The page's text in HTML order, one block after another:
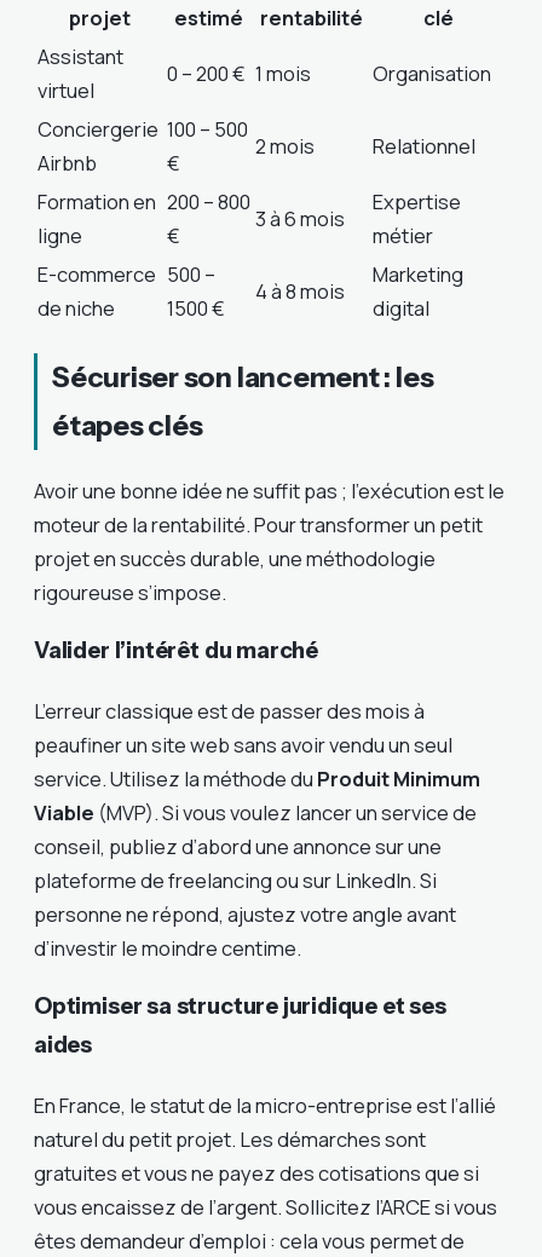
projet
estimé
rentabilité
clé
Assistant
virtuel
0 – 200 € 1 mois
Organisation
Conciergerie
Airbnb
100 – 500
€
2 mois
Relationnel
Formation en
ligne
200 – 800
€
3 à 6 mois
Expertise
métier
E-commerce
de niche
500 –
1500 €
4 à 8 mois
Marketing
digital
Sécuriser son lancement : les
étapes clés
Avoir une bonne idée ne suffit pas ; l’exécution est le
moteur de la rentabilité. Pour transformer un petit
projet en succès durable, une méthodologie
rigoureuse s’impose.
Valider l’intérêt du marché
L’erreur classique est de passer des mois à
peaufiner un site web sans avoir vendu un seul
service. Utilisez la méthode du Produit Minimum
Viable (MVP). Si vous voulez lancer un service de
conseil, publiez d’abord une annonce sur une
plateforme de freelancing ou sur LinkedIn. Si
personne ne répond, ajustez votre angle avant
d’investir le moindre centime.
Optimiser sa structure juridique et ses
aides
En France, le statut de la micro-entreprise est l’allié
naturel du petit projet. Les démarches sont
gratuites et vous ne payez des cotisations que si
vous encaissez de l’argent. Sollicitez l’ARCE si vous
êtes demandeur d’emploi : cela vous permet de